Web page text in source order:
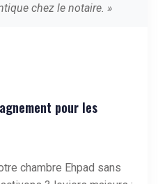
chez le notaire. »
pour les
chambre Ehpad sans